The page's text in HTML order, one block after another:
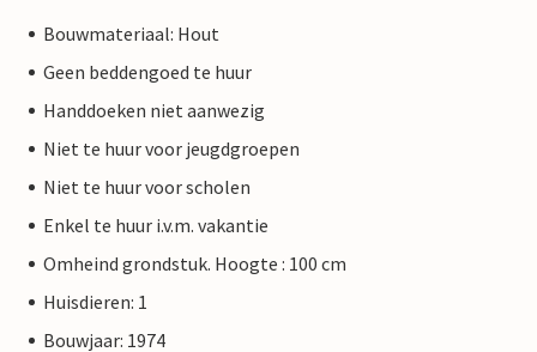
Bouwmateriaal: Hout
Geen beddengoed te huur
Handdoeken niet aanwezig
Niet te huur voor jeugdgroepen
Niet te huur voor scholen
Enkel te huur i.v.m. vakantie
Omheind grondstuk. Hoogte : 100 cm
Huisdieren: 1
Bouwjaar: 1974